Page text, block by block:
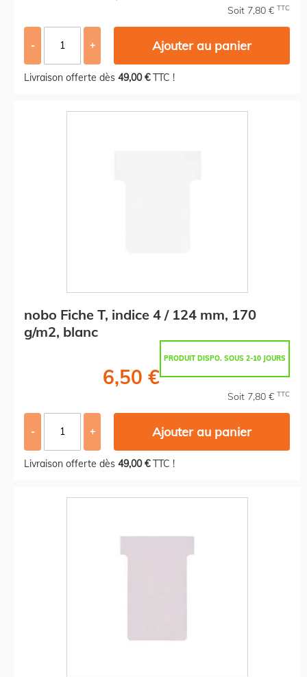
Soit 7,80 € TTC
- + Ajouter au panier
Livraison offerte dès 49,00 €TTC !
nobo Fiche T, indice 4 / 124 mm, 170
g/m2, blanc
PRODUIT DISPO. SOUS 2-10 JOURS
6,50 €
Soit 7,80 € TTC
- + Ajouter au panier
Livraison offerte dès 49,00 €TTC !